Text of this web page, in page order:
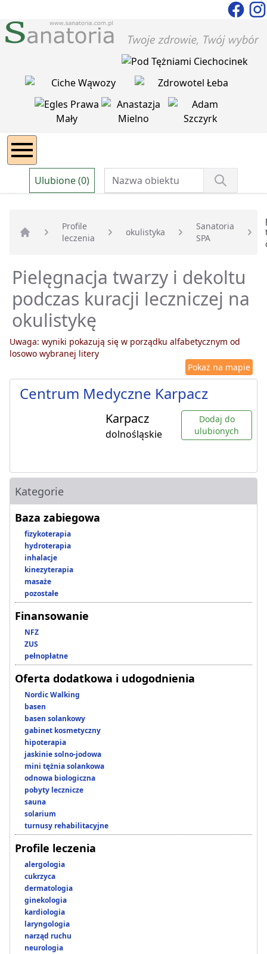
Ulubione (0)
Strona główna
Profile
leczenia
okulistyka
Sanatoria
SPA
Pielęgnacja twarzy i dekoltu
podczas kuracji leczniczej na
okulistykę
Uwaga: wyniki pokazują się w porządku alfabetycznym od
losowo wybranej litery
Pokaż na mapie
Centrum Medyczne Karpacz
Karpacz
dolnośląskie
Dodaj do
ulubionych
Kategorie
Baza zabiegowa
fizykoterapia
hydroterapia
inhalacje
kinezyterapia
masaże
pozostałe
Finansowanie
NFZ
ZUS
pełnopłatne
Oferta dodatkowa i udogodnienia
Nordic Walking
basen
basen solankowy
gabinet kosmetyczny
hipoterapia
jaskinie solno-jodowa
mini tężnia solankowa
odnowa biologiczna
pobyty lecznicze
sauna
solarium
turnusy rehabilitacyjne
Profile leczenia
alergologia
cukrzyca
dermatologia
ginekologia
kardiologia
laryngologia
narząd ruchu
neurologia